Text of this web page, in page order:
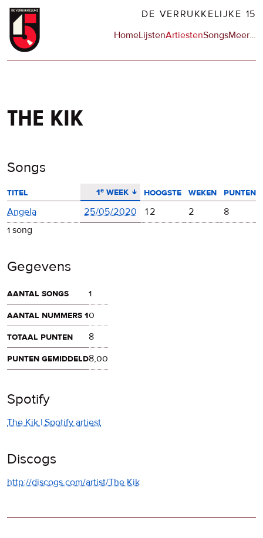
Overslaan
naar
DE VERRUKKELIJKE 15
Hoofdnavigatie
HomeLijstenArtiestenSongsMeerop
…
the kik
Songs
titel 1ᵉ week
aflopend sorteren hoogste weken
punten
Angela
25/05/2020 12 2
8
1 song
Gegevens
aantal songs
1
aantal nummers 10
totaal punten
8
punten gemiddeld8,00
Spotify
The Kik | Spotify artiest
Discogs
http://discogs.com/artist/The Kik